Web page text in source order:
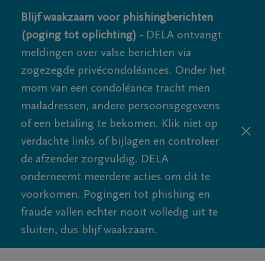
Blijf waakzaam voor phishingberichten
(poging tot oplichting) - DELA ontvangt
meldingen over valse berichten via
zogezegde privécondoléances. Onder het
mom van een condoléance tracht men
mailadressen, andere persoonsgegevens
of een betaling te bekomen. Klik niet op
verdachte links of bijlagen en controleer
de afzender zorgvuldig. DELA
onderneemt meerdere acties om dit te
voorkomen. Pogingen tot phishing en
fraude vallen echter nooit volledig uit te
sluiten, dus blijf waakzaam.